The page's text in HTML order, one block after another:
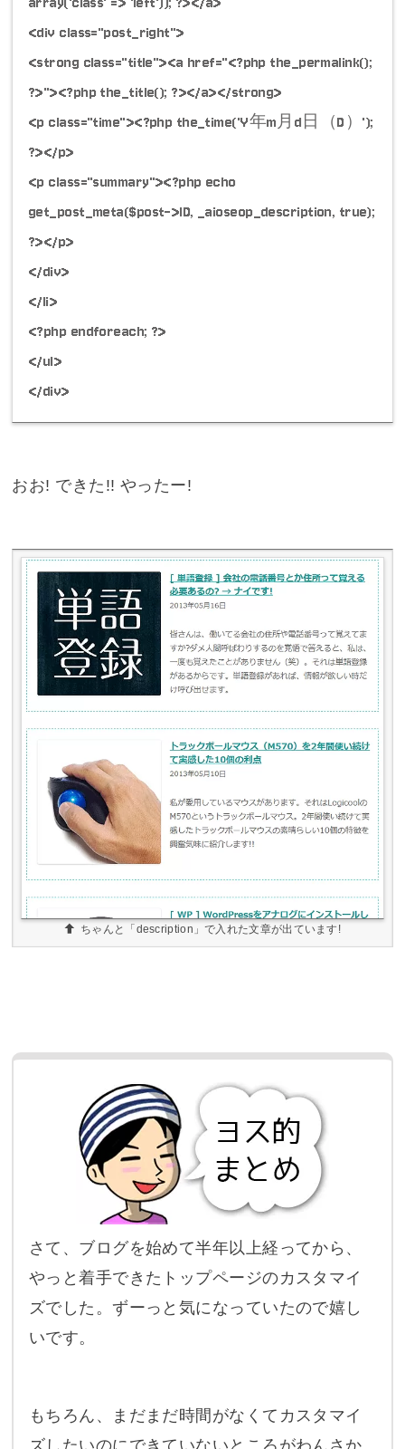
<div class="post_right">
<strong class="title"><a href="<?php the_permalink();
?>"><?php the_title(); ?></a></strong>
<p class="time"><?php the_time('Y年m月d日（D）');
?></p>
<p class="summary"><?php echo
get_post_meta($post->ID, _aioseop_description, true);
?></p>
</div>
</li>
<?php endforeach; ?>
</ul>
</div>
おお! できた!! やったー!
ちゃんと「description」で入れた文章が出ています!
さて、ブログを始めて半年以上経ってから、
やっと着手できたトップページのカスタマイ
ズでした。ずーっと気になっていたので嬉し
いです。
もちろん、まだまだ時間がなくてカスタマイ
ズしたいのにできていないところがわんさか